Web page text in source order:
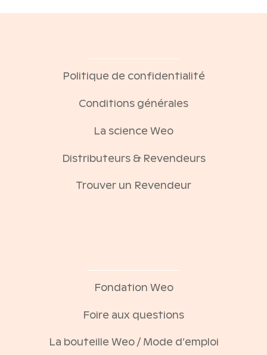
Politique de confidentialité
Conditions générales
La science Weo
Distributeurs & Revendeurs
Trouver un Revendeur
Fondation Weo
Foire aux questions
La bouteille Weo / Mode d’emploi